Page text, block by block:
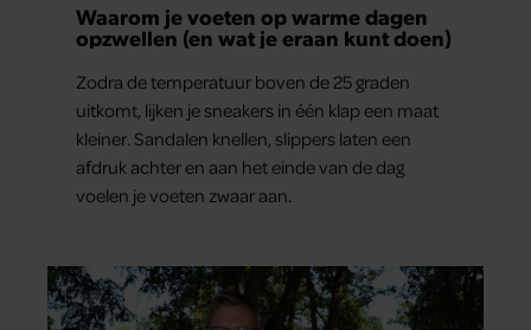
Waarom je voeten op warme dagen
opzwellen (en wat je eraan kunt doen)
Zodra de temperatuur boven de 25 graden
uitkomt, lijken je sneakers in één klap een maat
kleiner. Sandalen knellen, slippers laten een
afdruk achter en aan het einde van de dag
voelen je voeten zwaar aan.